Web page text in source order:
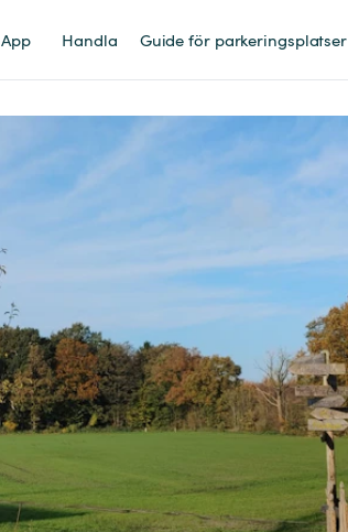
App Handla Guide för parkeringsplatser